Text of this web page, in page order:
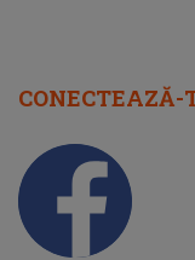
CONECTEAZĂ-